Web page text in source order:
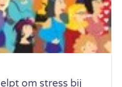
om stress bij